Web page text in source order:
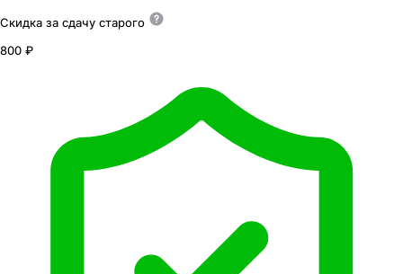
Скидка за сдачу старого
800 ₽